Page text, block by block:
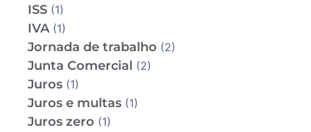
ISS (1)
IVA(1)
Jornada de trabalho (2)
Junta Comercial (2)
Juros (1)
Juros e multas (1)
Juros zero (1)